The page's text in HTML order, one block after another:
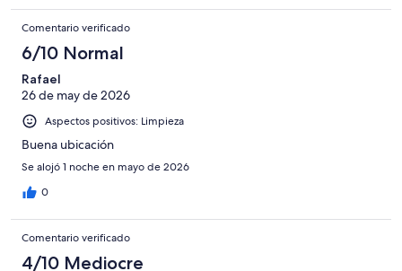
Comentario verificado
6/10 Normal
Rafael
26 de may de 2026
Aspectos positivos: Limpieza
Buena ubicación
Se alojó 1 noche en mayo de 2026
0
Comentario verificado
4/10 Mediocre